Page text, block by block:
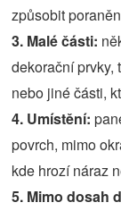
způsobit
3. Malé části:
dekorační prvky,
nebo jiné části,
4. Umístění:
povrch, mimo
kde hrozí náraz
5. Mimo dosah